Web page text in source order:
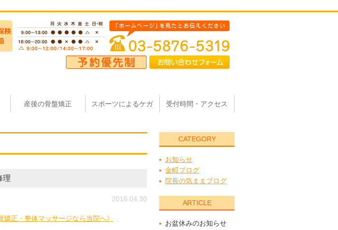
産後の骨盤矯正 スポーツによるケガ 受付時間・アクセス
理
2016.04.30
矯正・整体マッサージなら当院へ》
CATEGORY
お知らせ
金町ブログ
院長の気ままブログ
ARTICLE
お盆休みのお知らせ